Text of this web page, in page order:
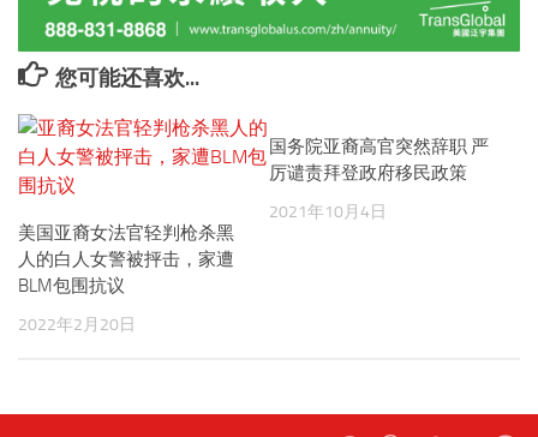
您可能还喜欢...
美国亚裔女法官轻判枪杀黑
人的白人女警被抨击，家遭
BLM包围抗议
2022年2月20日
国务院亚裔高官突然辞职 严
厉谴责拜登政府移民政策
2021年10月4日